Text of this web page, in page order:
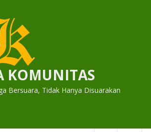
KOMUNITAS
Bersuara, Tidak Hanya Disuarakan